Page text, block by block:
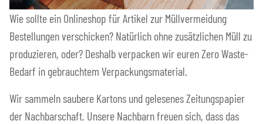
Wie sollte ein Onlineshop für Artikel zur Müllvermeidung
Bestellungen verschicken? Natürlich ohne zusätzlichen Müll zu
produzieren, oder? Deshalb verpacken wir euren Zero Waste-
Bedarf in gebrauchtem Verpackungsmaterial.
Wir sammeln saubere Kartons und gelesenes Zeitungspapier
der Nachbarschaft. Unsere Nachbarn freuen sich, dass das